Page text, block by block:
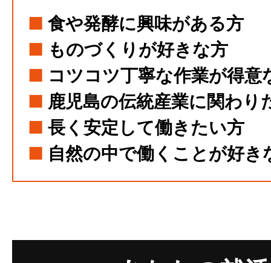
■ 食や発酵に興味がある方
■ ものづくりが好きな方
■ コツコツ丁寧な作業が得意
■ 鹿児島の伝統産業に関わり
■ 長く安定して働きたい方
■ 自然の中で働くことが好き